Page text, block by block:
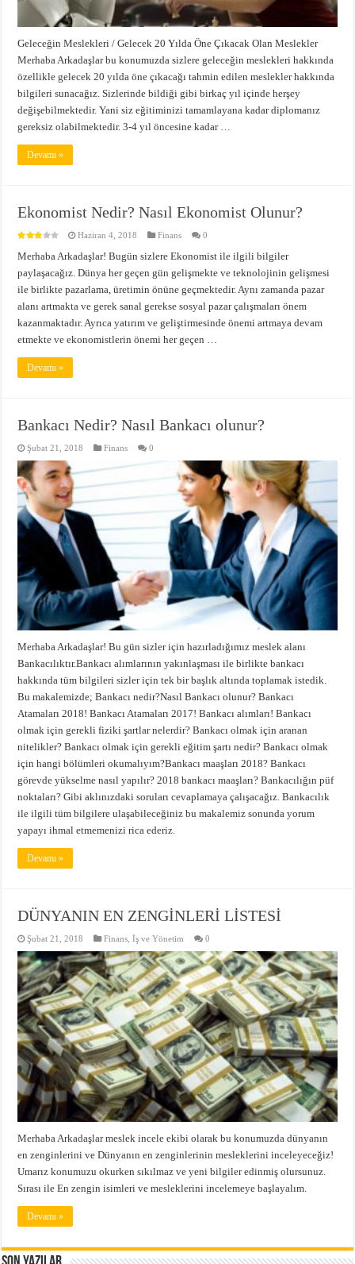
Geleceğin Meslekleri / Gelecek 20 Yılda Öne Çıkacak Olan Meslekler
Merhaba Arkadaşlar bu konumuzda sizlere geleceğin meslekleri hakkında
özellikle gelecek 20 yılda öne çıkacağı tahmin edilen meslekler hakkında
bilgileri sunacağız. Sizlerinde bildiği gibi birkaç yıl içinde herşey
değişebilmektedir. Yani siz eğitiminizi tamamlayana kadar diplomanız
gereksiz olabilmektedir. 3-4 yıl öncesine kadar …
Devamı »
Ekonomist Nedir? Nasıl Ekonomist Olunur?
Haziran 4, 2018 Finans 0
Merhaba Arkadaşlar! Bugün sizlere Ekonomist ile ilgili bilgiler
paylaşacağız. Dünya her geçen gün gelişmekte ve teknolojinin gelişmesi
ile birlikte pazarlama, üretimin önüne geçmektedir. Aynı zamanda pazar
alanı artmakta ve gerek sanal gerekse sosyal pazar çalışmaları önem
kazanmaktadır. Ayrıca yatırım ve geliştirmesinde önemi artmaya devam
etmekte ve ekonomistlerin önemi her geçen …
Devamı »
Bankacı Nedir? Nasıl Bankacı olunur?
Şubat 21, 2018 Finans 0
Merhaba Arkadaşlar! Bu gün sizler için hazırladığımız meslek alanı
Bankacılıktır.Bankacı alımlarının yakınlaşması ile birlikte bankacı
hakkında tüm bilgileri sizler için tek bir başlık altında toplamak istedik.
Bu makalemizde; Bankacı nedir?Nasıl Bankacı olunur? Bankacı
Atamaları 2018! Bankacı Atamaları 2017! Bankacı alımları! Bankacı
olmak için gerekli fiziki şartlar nelerdir? Bankacı olmak için aranan
nitelikler? Bankacı olmak için gerekli eğitim şartı nedir? Bankacı olmak
için hangi bölümleri okumalıyım?Bankacı maaşları 2018? Bankacı
görevde yükselme nasıl yapılır? 2018 bankacı maaşları? Bankacılığın püf
noktaları? Gibi aklınızdaki soruları cevaplamaya çalışacağız. Bankacılık
ile ilgili tüm bilgilere ulaşabileceğiniz bu makalemiz sonunda yorum
yapayı ihmal etmemenizi rica ederiz.
Devamı »
DÜNYANIN EN ZENGİNLERİ LİSTESİ
Şubat 21, 2018 Finans ,İş ve Yönetim 0
Merhaba Arkadaşlar meslek incele ekibi olarak bu konumuzda dünyanın
en zenginlerini ve Dünyanın en zenginlerinin mesleklerini inceleyeceğiz!
Umarız konumuzu okurken sıkılmaz ve yeni bilgiler edinmiş olursunuz.
Sırası ile En zengin isimleri ve mesleklerini incelemeye başlayalım.
Devamı »